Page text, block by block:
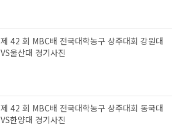
제 42 회 MBC배 전국대학농구 상주대회 강원대
VS울산대 경기사진
제 42 회 MBC배 전국대학농구 상주대회 동국대
VS한양대 경기사진